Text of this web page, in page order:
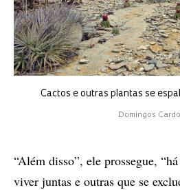
Cactos e outras plantas se
Domingos
“Além disso”, ele prossegue,
viver juntas e outras que se